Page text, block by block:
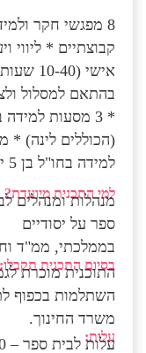
8 מפגשי חקר
קבוצתיים * ליווי
אישי (10-40 שעות
בהתאם למסלול
* 3 מסעות
(הכוללים לינה) *
למידה בחו"ל בן 5 ימים.
למי התכנית מיועדת?
מנהלות ומנהלים
ספר על יסודיים
בממלכתי, ממ"ד
בסיום התכנית תקבלו:
התוכנית מוכרת
השתלמות בכפוף
משרד החינוך.
עלות: